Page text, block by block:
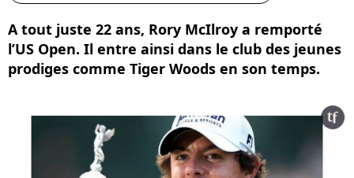
A tout juste 22 ans, Rory McIlroy a remporté
l’US Open. Il entre ainsi dans le club des jeunes
prodiges comme Tiger Woods en son temps.